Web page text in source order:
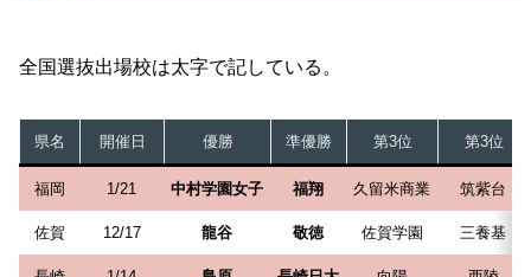
全国選抜出場校は太字で記している。
県名 開催日 優勝 準優勝 第3位 第3位
福岡 1/21 中村学園女子 福翔 久留米商業 筑紫台
佐賀 12/17 龍谷 敬徳 佐賀学園 三養基